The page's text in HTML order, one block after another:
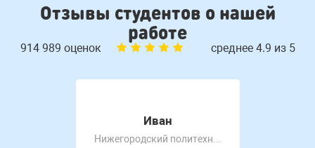
Отзывы студентов о нашей
работе
914 989 оценок среднее 4.9 из 5
Иван
Нижегородский политехнический колледж им Руднева А. П